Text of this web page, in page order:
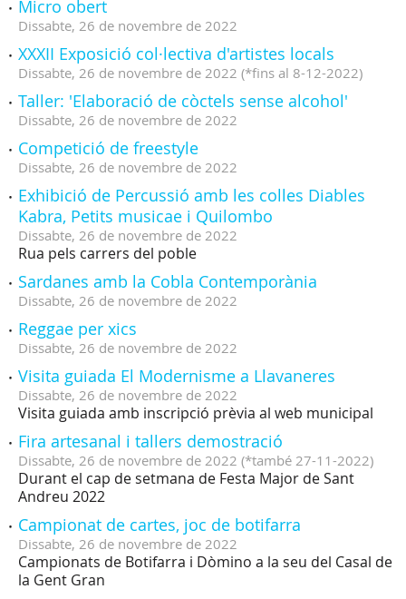
Micro obert
Dissabte, 26 de novembre de 2022
XXXII Exposició col·lectiva d'artistes locals
Dissabte, 26 de novembre de 2022 (*fins al 8-12-2022)
Taller: 'Elaboració de còctels sense alcohol'
Dissabte, 26 de novembre de 2022
Competició de freestyle
Dissabte, 26 de novembre de 2022
Exhibició de Percussió amb les colles Diables
Kabra, Petits musicae i Quilombo
Dissabte, 26 de novembre de 2022
Rua pels carrers del poble
Sardanes amb la Cobla Contemporània
Dissabte, 26 de novembre de 2022
Reggae per xics
Dissabte, 26 de novembre de 2022
Visita guiada El Modernisme a Llavaneres
Dissabte, 26 de novembre de 2022
Visita guiada amb inscripció prèvia al web municipal
Fira artesanal i tallers demostració
Dissabte, 26 de novembre de 2022 (*també 27-11-2022)
Durant el cap de setmana de Festa Major de Sant
Andreu 2022
Campionat de cartes, joc de botifarra
Dissabte, 26 de novembre de 2022
Campionats de Botifarra i Dòmino a la seu del Casal de
la Gent Gran